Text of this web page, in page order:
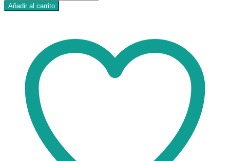
abeja
y
cantidad
Añadir al carrito